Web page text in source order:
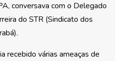
conversava com o Delegado
do STR (Sindicato dos
recebido várias ameaças de